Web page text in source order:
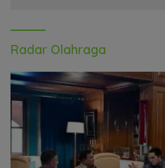
Radar Olahraga